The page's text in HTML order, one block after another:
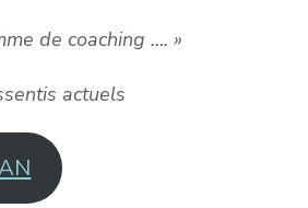
de coaching …. »
actuels